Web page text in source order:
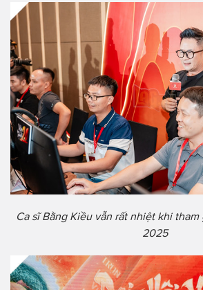
Ca sĩ Bằng Kiều vẫn rất nhiệt khi
2025